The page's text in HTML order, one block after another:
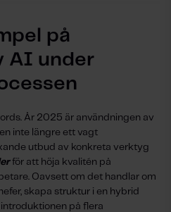
på
AI under
År 2025 är användningen av
inte längre ett vagt
utbud av konkreta verktyg
för att höja kvalitén på
Oavsett om det handlar om
skapa struktur i en hybrid
på flera